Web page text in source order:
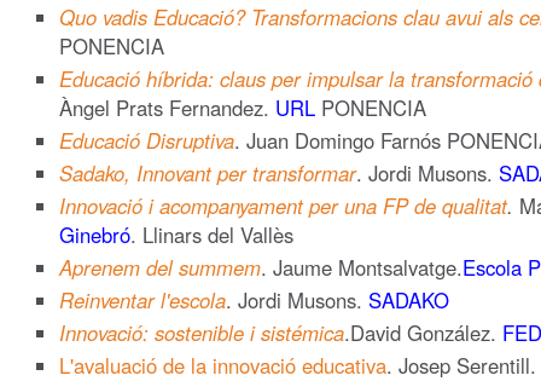
Quo vadis Educació? Transformacions clau avui als
PONENCIA
Educació híbrida: claus per impulsar la
Àngel Prats Fernandez. URL PONENCIA
Educació Disruptiva. Juan Domingo Farnós
Sadako, Innovant per transformar. Jordi Musons.
Innovació i acompanyament per una FP de qualitat.
Ginebró. Llinars del Vallès
Aprenem del summem. Jaume Montsalvatge.Escola
Reinventar l'escola. Jordi Musons. SADAKO
Innovació: sostenible i sistémica.David González.
L'avaluació de la innovació educativa. Josep Serentill.